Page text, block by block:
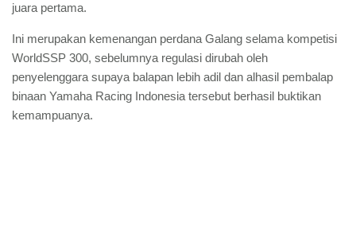
juara pertama.
Ini merupakan kemenangan perdana Galang selama kompetisi
WorldSSP 300, sebelumnya regulasi dirubah oleh
penyelenggara supaya balapan lebih adil dan alhasil pembalap
binaan Yamaha Racing Indonesia tersebut berhasil buktikan
kemampuanya.